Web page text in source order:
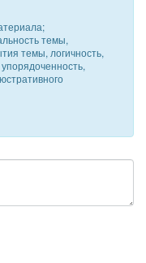
темы,
темы, логичность,